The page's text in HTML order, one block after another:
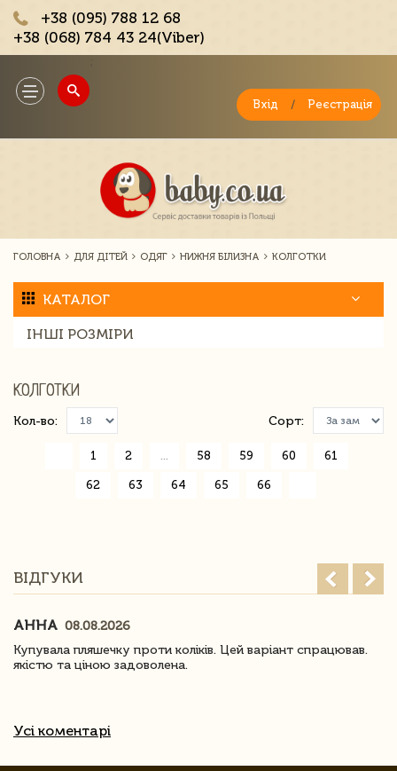
+38 (095) 788 12 68
+38 (068) 784 43 24(Viber)
Toggle
navigation
Вхід / Реєстрація
ГОЛОВНА ДЛЯ ДІТЕЙ ОДЯГ НИЖНЯ БІЛИЗНА КОЛГОТКИ
КАТАЛОГ
ІНШІ РОЗМІРИ
КОЛГОТКИ
Кол-во: Сорт:
1 2 58 59 60 61
62 63 64 65 66
ВІДГУКИ
АННА 08.08.2026
Купувала пляшечку проти коліків. Цей варіант спрацював.
якістю та ціною задоволена.
Усі коментарі